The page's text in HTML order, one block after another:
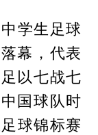
学生足球
幕，代表
以七战七
国球队时
球锦标赛